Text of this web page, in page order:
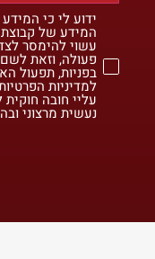
ידוע לי כי
המידע של קבוצת
עשוי להימסר
פעולה, וזאת לשם
בפניות, תפעול
למדיניות
עליי חובה
נעשית מרצוני